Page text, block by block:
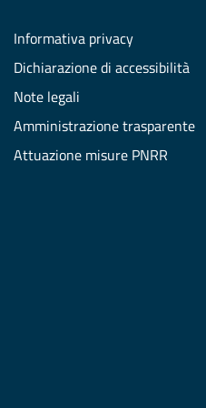
Informativa privacy
Dichiarazione di accessibilità
Note legali
Amministrazione trasparente
Attuazione misure PNRR